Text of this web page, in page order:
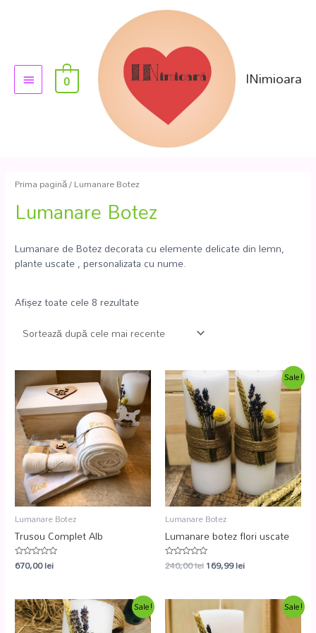
INimioara
0
Prima pagină/ Lumanare Botez
Lumanare Botez
Lumanare de Botez decorata cu elemente delicate din lemn,
plante uscate , personalizata cu nume.
Afișez toate cele 8 rezultate
Lumanare Botez
Trusou Complet Alb
Evaluat
la
670,00lei
Sale!
Lumanare Botez
Lumanare botez flori uscate
Evaluat
la
240,00lei169,99lei
Sale! Sale!